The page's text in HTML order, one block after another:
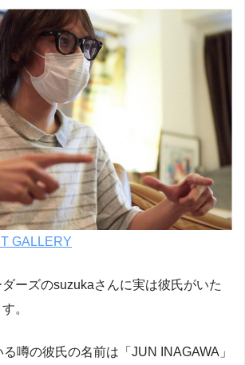
GALLERY
ーズのsuzukaさんに実は彼氏がいた
。
噂の彼氏の名前は「JUN INAGAWA」